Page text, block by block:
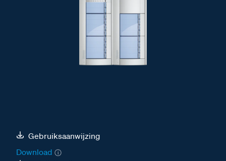
Gebruiksaanwijzing
Download